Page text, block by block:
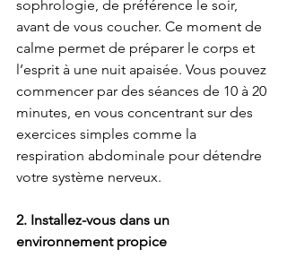
sophrologie, de préférence le soir,
avant de vous coucher. Ce moment de
calme permet de préparer le corps et
l’esprit à une nuit apaisée. Vous pouvez
commencer par des séances de 10 à 20
minutes, en vous concentrant sur des
exercices simples comme la
respiration abdominale pour détendre
votre système nerveux.
2. Installez-vous dans un
environnement propice